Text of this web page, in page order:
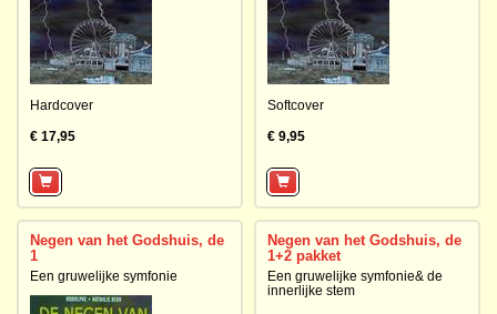
Hardcover
€ 17,95
Softcover
€ 9,95
Negen van het Godshuis, de
1
Een gruwelijke symfonie
Negen van het Godshuis, de
1+2 pakket
Een gruwelijke symfonie& de
innerlijke stem